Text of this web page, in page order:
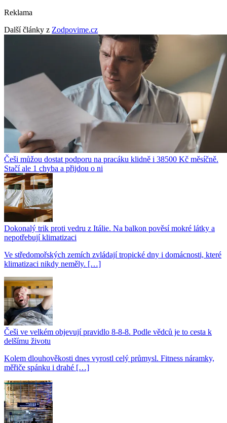
Reklama
Další články z Zodpovime.cz
Češi můžou dostat podporu na pracáku klidně i 38500 Kč měsíčně.
Stačí ale 1 chyba a přijdou o ni
Dokonalý trik proti vedru z Itálie. Na balkon pověsí mokré látky a
nepotřebují klimatizaci
Ve středomořských zemích zvládají tropické dny i domácnosti, které
klimatizaci nikdy neměly. […]
Češi ve velkém objevují pravidlo 8-8-8. Podle vědců je to cesta k
delšímu životu
Kolem dlouhověkosti dnes vyrostl celý průmysl. Fitness náramky,
měřiče spánku i drahé […]